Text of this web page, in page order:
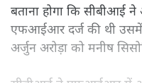
बताना होगा कि सीबीआई
एफआईआर दर्ज की थी उसमें
अर्जुन अरोड़ा को मनीष